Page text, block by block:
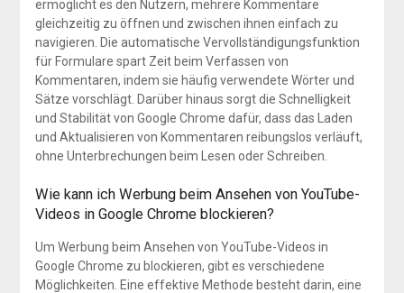
ermöglicht es den Nutzern, mehrere Kommentare
gleichzeitig zu öffnen und zwischen ihnen einfach zu
navigieren. Die automatische Vervollständigungsfunktion
für Formulare spart Zeit beim Verfassen von
Kommentaren, indem sie häufig verwendete Wörter und
Sätze vorschlägt. Darüber hinaus sorgt die Schnelligkeit
und Stabilität von Google Chrome dafür, dass das Laden
und Aktualisieren von Kommentaren reibungslos verläuft,
ohne Unterbrechungen beim Lesen oder Schreiben.
Wie kann ich Werbung beim Ansehen von YouTube-
Videos in Google Chrome blockieren?
Um Werbung beim Ansehen von YouTube-Videos in
Google Chrome zu blockieren, gibt es verschiedene
Möglichkeiten. Eine effektive Methode besteht darin, eine